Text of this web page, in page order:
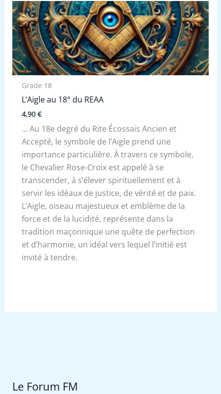
Grade 18
L’Aigle au 18° du REAA
4,90 €
… Au 18e degré du Rite Écossais Ancien et
Accepté, le symbole de l’Aigle prend une
importance particulière. À travers ce symbole,
le Chevalier Rose-Croix est appelé à se
transcender, à s’élever spirituellement et à
servir les idéaux de justice, de vérité et de paix.
L’Aigle, oiseau majestueux et emblème de la
force et de la lucidité, représente dans la
tradition maçonnique une quête de perfection
et d’harmonie, un idéal vers lequel l’initié est
invité à tendre.
Le Forum FM